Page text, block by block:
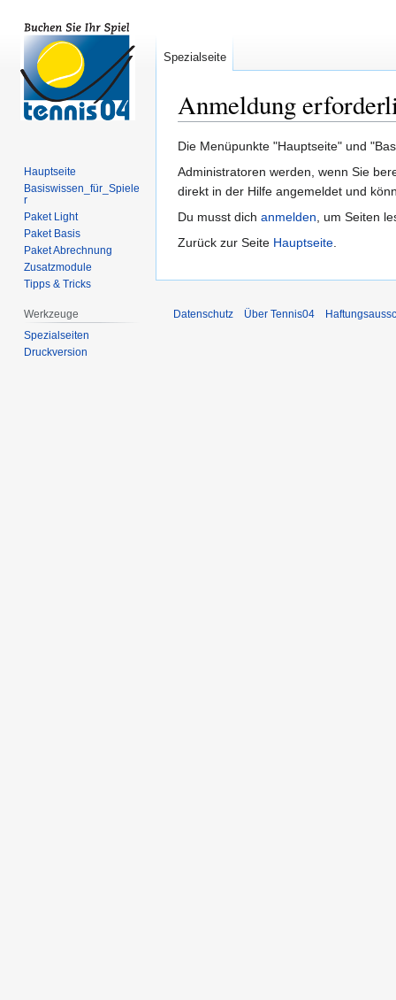
Anmeldung
Zur
Navigation
springen
Zur
Suche
springen
Die Menüpunkte "Hauptseite" und
Administratoren werden, wenn Sie
direkt in der Hilfe angemeldet und
Du musst dich anmelden, um Seiten
Zurück zur Seite Hauptseite.
Spezialseite
Hauptseite
Basiswissen_für_Spiele
r
Paket Light
Paket Basis
Paket Abrechnung
Zusatzmodule
Tipps & Tricks
Werkzeuge
Spezialseiten
Druckversion
Datenschutz Über Tennis04